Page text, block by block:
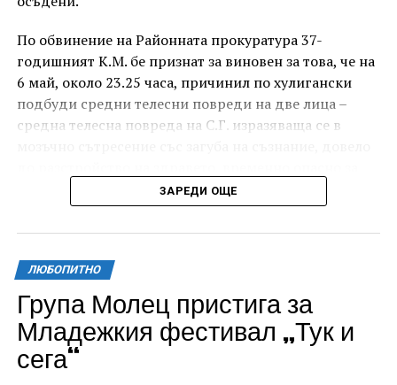
По обвинение на Районната прокуратура 37-
годишният К.М. бе признат за виновен за това, че на
6 май, около 23.25 часа, причинил по хулигански
подбуди средни телесни повреди на две лица –
средна телесна повреда на С.Г. изразяваща се в
живота, и лека телесна повреда на Х.С., която бе с
порезна рана на петия пръст на дясната ръка,
довела до разстройство на здравето, неопасно за
За извършеното престъпление 37-годишният бе
осъден с наложено наказание 1 година и 8 месеца
лишаване от свобода, чието изпълнение бб отложено
за срок от 4 години и 6 месеца.
ЗАРЕДИ ОЩЕ
ЛЮБОПИТНО
Група Молец пристига за
Младежкия фестивал „Тук и
сега“